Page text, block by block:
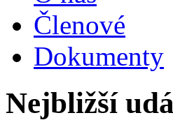
Členové
Dokumenty
Nejbližší